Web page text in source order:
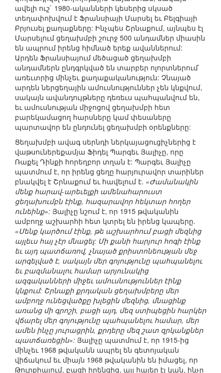
ավելի ուշ` 1980-ականների կեսերից սկսած
տեղափոխվում է Ֆրանսիայի Մարսել եւ Բելգիայի
Բրյուսել քաղաքները: Ինչպես Շրնաքում, այնպես էլ
Մարսելում ցեղախմբի շուրջ 500 անդամներ միասին
են ապրում իրենց հիմնած երեք ավաններում:
Արդեն Ֆրանսիայում մեծացած ցեղախմբի
անդամներն ընդգրկված են տարբեր ոլորտներում`
առեւտրից մինչեւ քաղաքականություն: Չնայած
արդեն ներցեղային ամուսնություններ չեն կնքվում,
սակայն ավանդույթները դեռեւս պահպանվում են,
եւ ամուսնության միջոցով ցեղախմբի հետ
բարեկամացող հարսները կամ փեսաները
պարտավոր են ընդունել ցեղախմբի օրենքները:
Ցեղախմբի ավագ սերնդի ներկայացուցիչներից է
վաթսուներեքամյա Ֆիդել Պարգեւ Յալիչը, որը
Ռաքել Դինքի հորեղբոր տղան է: Պարգեւ Յալիչը
պատմում է, որ իրենց ցեղը հարյուրավոր տարիներ
բնակվել է Շրնաքում եւ հավելում է. «Ժամանակին
մենք հարավ-արեւելքի ամենահարուստ
ցեղախումբն էինք, հազարավոր հեկտար հողեր
ունեինք»: Յալիչը նշում է, որ 1915 թվականին
ամբողջ աշխարհի հետ կտրել են իրենց կապերը.
«Մենք կարծում էինք, թե աշխարհում բացի մեզնից
այլեւս հայ չէր մնացել: Մի քանի հարյուր հոգի էինք
եւ այդ պատճառով, չնայած քրիստոնեության մեջ
արգելված է, սակայն մեր գոյությունը պահպանելու
եւ բազմանալու համար արյունակից
ազգականների միջեւ ամուսնություններ էինք
կնքում: Շրնաքի քրդական ցեղախմբերը մեր
ամբողջ ունեցվածքը խլեցին մեզնից, մնացինք
առանց մի գրոշի, բացի այդ, մեզ ստիպեցին հարկեր
վճարել մեր գոյությունը պահպանելու համար, մեր
ամեն ինչը յուրացրին, քրդերը մեզ շատ զրկանքներ
պատճառեցին»: Յալիչը պատմում է, որ 1915-ից
մինչեւ 1968 թվականն ապրել են գետոյական
վիճակում եւ միայն 1968 թվականին են իմացել, որ
Թուրքիայում, բացի իրենցից, այլ հայեր էլ կան, ինչը